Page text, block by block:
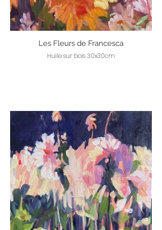
Les Fleurs de Francesca
Huile sur bois 30x30cm